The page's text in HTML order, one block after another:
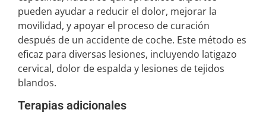
pueden ayudar a reducir el dolor, mejorar la
movilidad, y apoyar el proceso de curación
después de un accidente de coche. Este método es
eficaz para diversas lesiones, incluyendo latigazo
cervical, dolor de espalda y lesiones de tejidos
blandos.
Terapias adicionales